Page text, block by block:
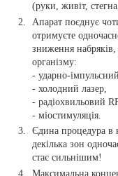
(руки, живіт,
Апарат поєднує
отримуєте
зниження
організму:
- ударно-
- холодний лазер,
- радіохвильовий
- міостимуляція.
Єдина процедура в
декілька зон
стає сильнішим!
Максимальна